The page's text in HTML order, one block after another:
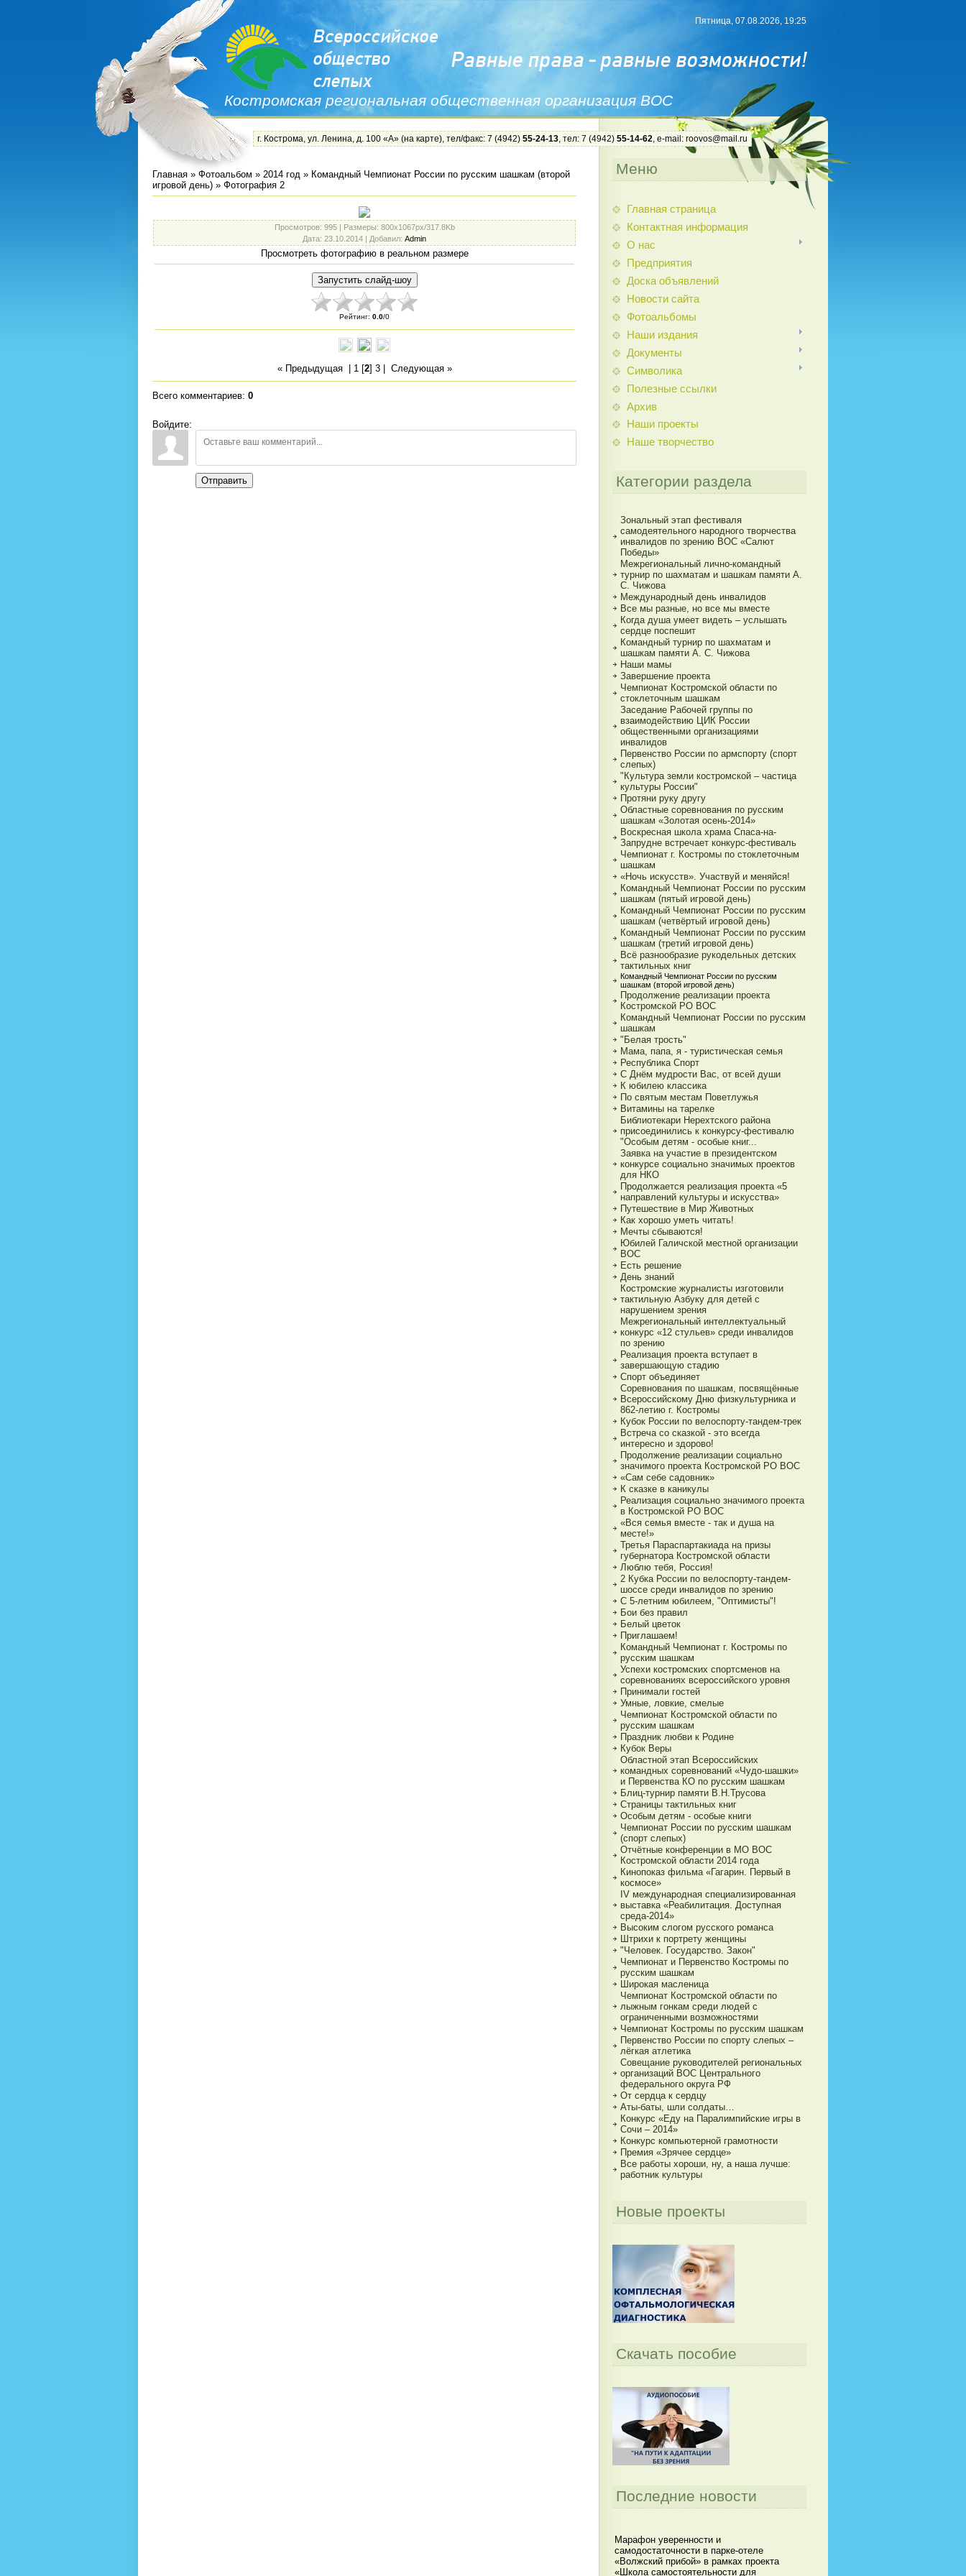
Костромская региональная общественная организация ВОС
Пятница, 07.08.2026, 19:25
г. Кострома, ул. Ленина, д. 100 «А» (на карте), тел/факс: 7 (4942) 55-24-13, тел: 7 (4942) 55-14-62, e-mail: roovos@mail.ru
Главная » Фотоальбом » 2014 год » Командный Чемпионат России по русским шашкам (второй
игровой день) » Фотография 2
Просмотров: 995 | Размеры: 800x1067px/317.8Kb
Дата: 23.10.2014 | Добавил: Admin
Просмотреть фотографию в реальном размере
Рейтинг: 0.0/0
« Предыдущая| 1[2] 3| Следующая »
Всего комментариев: 0
Войдите:
Отправить
Меню
Главная страница
Контактная информация
О нас
Предприятия
Доска объявлений
Новости сайта
Фотоальбомы
Наши издания
Документы
Символика
Полезные ссылки
Архив
Наши проекты
Наше творчество
Категории раздела
Зональный этап фестиваля
самодеятельного народного творчества
инвалидов по зрению ВОС «Салют
Победы»
Межрегиональный лично-командный
турнир по шахматам и шашкам памяти А.
С. Чижова
Международный день инвалидов
Все мы разные, но все мы вместе
Когда душа умеет видеть – услышать
сердце поспешит
Командный турнир по шахматам и
шашкам памяти А. С. Чижова
Наши мамы
Завершение проекта
Чемпионат Костромской области по
стоклеточным шашкам
Заседание Рабочей группы по
взаимодействию ЦИК России
общественными организациями
инвалидов
Первенство России по армспорту (спорт
слепых)
"Культура земли костромской – частица
культуры России"
Протяни руку другу
Областные соревнования по русским
шашкам «Золотая осень-2014»
Воскресная школа храма Спаса-на-
Запрудне встречает конкурс-фестиваль
Чемпионат г. Костромы по стоклеточным
шашкам
«Ночь искусств». Участвуй и меняйся!
Командный Чемпионат России по русским
шашкам (пятый игровой день)
Командный Чемпионат России по русским
шашкам (четвёртый игровой день)
Командный Чемпионат России по русским
шашкам (третий игровой день)
Всё разнообразие рукодельных детских
тактильных книг
Командный Чемпионат России по русским
шашкам (второй игровой день)
Продолжение реализации проекта
Костромской РО ВОС
Командный Чемпионат России по русским
шашкам
"Белая трость"
Мама, папа, я - туристическая семья
Республика Спорт
С Днём мудрости Вас, от всей души
К юбилею классика
По святым местам Поветлужья
Витамины на тарелке
Библиотекари Нерехтского района
присоединились к конкурсу-фестивалю
"Особым детям - особые книг...
Заявка на участие в президентском
конкурсе социально значимых проектов
для НКО
Продолжается реализация проекта «5
направлений культуры и искусства»
Путешествие в Мир Животных
Как хорошо уметь читать!
Мечты сбываются!
Юбилей Галичской местной организации
ВОС
Есть решение
День знаний
Костромские журналисты изготовили
тактильную Азбуку для детей с
нарушением зрения
Межрегиональный интеллектуальный
конкурс «12 стульев» среди инвалидов
по зрению
Реализация проекта вступает в
завершающую стадию
Спорт объединяет
Соревнования по шашкам, посвящённые
Всероссийскому Дню физкультурника и
862-летию г. Костромы
Кубок России по велоспорту-тандем-трек
Встреча со сказкой - это всегда
интересно и здорово!
Продолжение реализации социально
значимого проекта Костромской РО ВОС
«Сам себе садовник»
К сказке в каникулы
Реализация социально значимого проекта
в Костромской РО ВОС
«Вся семья вместе - так и душа на
месте!»
Третья Параспартакиада на призы
губернатора Костромской области
Люблю тебя, Россия!
2 Кубка России по велоспорту-тандем-
шоссе среди инвалидов по зрению
С 5-летним юбилеем, "Оптимисты"!
Бои без правил
Белый цветок
Приглашаем!
Командный Чемпионат г. Костромы по
русским шашкам
Успехи костромских спортсменов на
соревнованиях всероссийского уровня
Принимали гостей
Умные, ловкие, смелые
Чемпионат Костромской области по
русским шашкам
Праздник любви к Родине
Кубок Веры
Областной этап Всероссийских
командных соревнований «Чудо-шашки»
и Первенства КО по русским шашкам
Блиц-турнир памяти В.Н.Трусова
Страницы тактильных книг
Особым детям - особые книги
Чемпионат России по русским шашкам
(спорт слепых)
Отчётные конференции в МО ВОС
Костромской области 2014 года
Кинопоказ фильма «Гагарин. Первый в
космосе»
IV международная специализированная
выставка «Реабилитация. Доступная
среда-2014»
Высоким слогом русского романса
Штрихи к портрету женщины
"Человек. Государство. Закон"
Чемпионат и Первенство Костромы по
русским шашкам
Широкая масленица
Чемпионат Костромской области по
лыжным гонкам среди людей с
ограниченными возможностями
Чемпионат Костромы по русским шашкам
Первенство России по спорту слепых –
лёгкая атлетика
Совещание руководителей региональных
организаций ВОС Центрального
федерального округа РФ
От сердца к сердцу
Аты-баты, шли солдаты…
Конкурс «Еду на Паралимпийские игры в
Сочи – 2014»
Конкурс компьютерной грамотности
Премия «Зрячее сердце»
Все работы хороши, ну, а наша лучше:
работник культуры
Новые проекты
Скачать пособие
Последние новости
Марафон уверенности и
самодостаточности в парке-отеле
«Волжский прибой» в рамках проекта
«Школа самостоятельности для